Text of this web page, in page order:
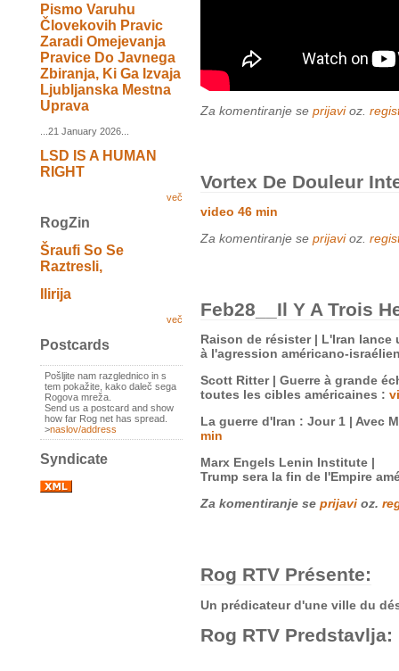
Pismo Varuhu
Človekovih Pravic
Zaradi Omejevanja
Pravice Do Javnega
Zbiranja, Ki Ga Izvaja
Ljubljanska Mestna
Uprava
...21 January 2026...
LSD IS A HUMAN
RIGHT
več
RogZin
Šraufi So Se
Raztresli,
Ilirija
več
Postcards
Pošljite nam razglednico in s
tem pokažite, kako daleč sega
Rogova mreža.
Send us a postcard and show
how far Rog net has spread.
>naslov/address
Syndicate
Za komentiranje se prijavioz.
Vortex De Douleur
video 46 min
Za komentiranje se prijavioz.
Feb28__Il Y A Trois
Raison de résister | L'Iran lance
à l'agression américano-
Scott Ritter | Guerre à grande
toutes les cibles américaines :
La guerre d'Iran : Jour 1 | Avec
min
Marx Engels Lenin Institute |
Trump sera la fin de l'Empire
Za komentiranje se prijavi oz.
Rog RTV Présente:
Un prédicateur d'une ville du
Rog RTV Predstavlja: